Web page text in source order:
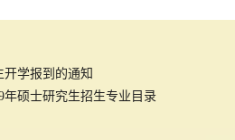
开学报到的通知
年硕士研究生招生专业目录